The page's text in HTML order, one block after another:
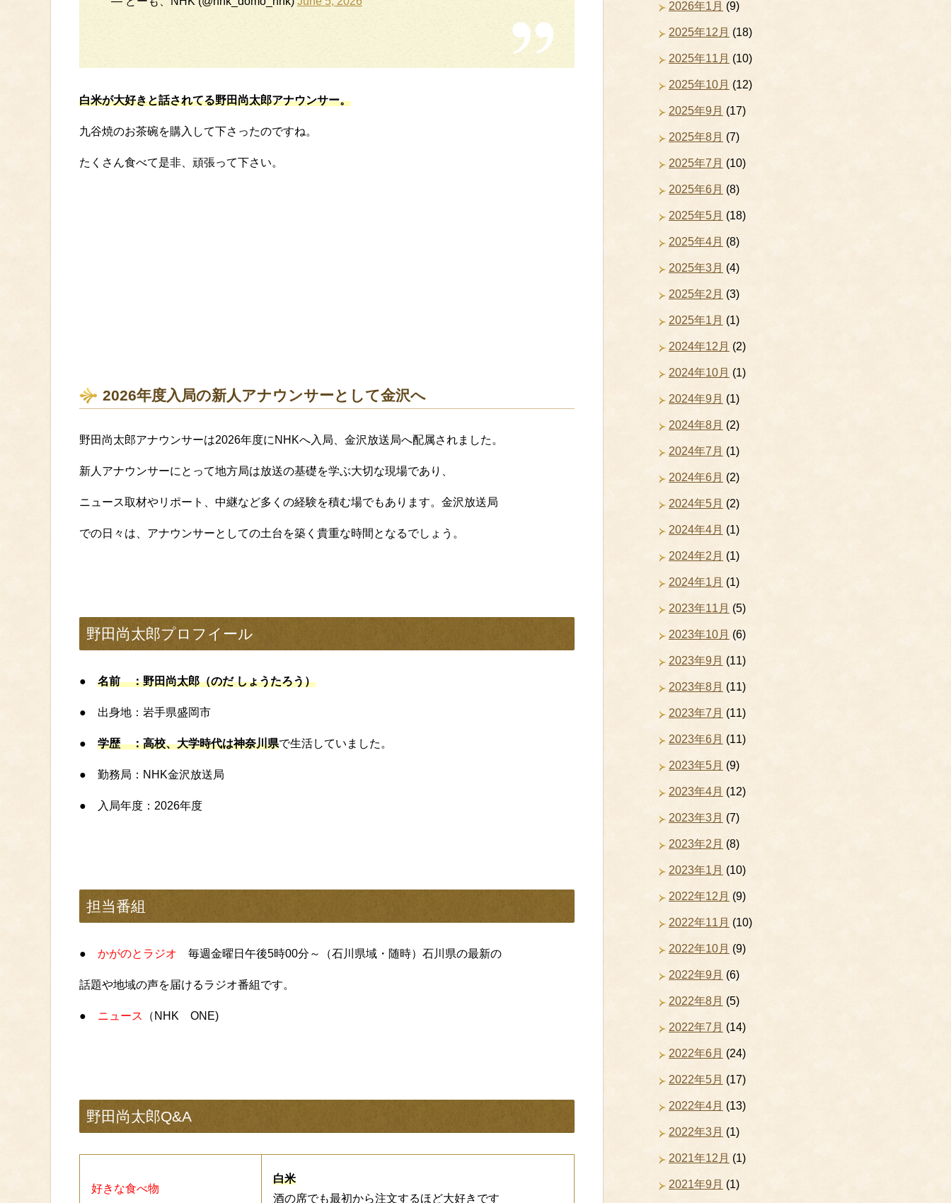
白米が大好きと話されてる野田尚太郎アナウンサー。
九谷焼のお茶碗を購入して下さったのですね。
たくさん食べて是非、頑張って下さい。
2026年度入局の新人アナウンサーとして金沢へ
野田尚太郎アナウンサーは2026年度にNHKへ入局、金沢放送局へ配属されました。
新人アナウンサーにとって地方局は放送の基礎を学ぶ大切な現場であり、
ニュース取材やリポート、中継など多くの経験を積む場でもあります。金沢放送局
での日々は、アナウンサーとしての土台を築く貴重な時間となるでしょう。
野田尚太郎プロフイール
● 名前 ：野田尚太郎（のだ しょうたろう）
● 出身地：岩手県盛岡市
● 学歴 ：高校、大学時代は神奈川県で生活していました。
● 勤務局：NHK金沢放送局
● 入局年度：2026年度
担当番組
● かがのとラジオ 毎週金曜日午後5時00分～（石川県域・随時）石川県の最新の
話題や地域の声を届けるラジオ番組です。
● ニュース （NHK ONE)
野田尚太郎Q&A
好きな食べ物
白米
酒の席でも最初から注文するほど大好きです
2026年1月 (9)
2025年12月 (18)
2025年11月 (10)
2025年10月 (12)
2025年9月 (17)
2025年8月 (7)
2025年7月 (10)
2025年6月 (8)
2025年5月 (18)
2025年4月 (8)
2025年3月 (4)
2025年2月 (3)
2025年1月 (1)
2024年12月 (2)
2024年10月 (1)
2024年9月 (1)
2024年8月 (2)
2024年7月 (1)
2024年6月 (2)
2024年5月 (2)
2024年4月 (1)
2024年2月 (1)
2024年1月 (1)
2023年11月 (5)
2023年10月 (6)
2023年9月 (11)
2023年8月 (11)
2023年7月 (11)
2023年6月 (11)
2023年5月 (9)
2023年4月 (12)
2023年3月 (7)
2023年2月 (8)
2023年1月 (10)
2022年12月 (9)
2022年11月 (10)
2022年10月 (9)
2022年9月 (6)
2022年8月 (5)
2022年7月 (14)
2022年6月 (24)
2022年5月 (17)
2022年4月 (13)
2022年3月 (1)
2021年12月 (1)
2021年9月 (1)